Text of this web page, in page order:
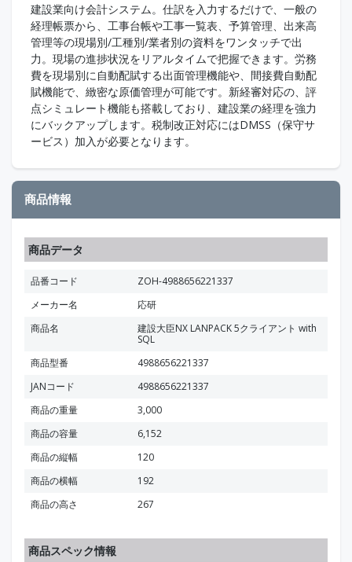
建設業向け会計システム。仕訳を入力するだけで、一般の
経理帳票から、工事台帳や工事一覧表、予算管理、出来高
管理等の現場別/工種別/業者別の資料をワンタッチで出
力。現場の進捗状況をリアルタイムで把握できます。労務
費を現場別に自動配賦する出面管理機能や、間接費自動配
賦機能で、緻密な原価管理が可能です。新経審対応の、評
点シミュレート機能も搭載しており、建設業の経理を強力
にバックアップします。税制改正対応にはDMSS（保守サ
ービス）加入が必要となります。
商品情報
商品データ
品番コード
ZOH-4988656221337
メーカー名
応研
商品名
建設大臣NX LANPACK 5クライアント with
SQL
商品型番
4988656221337
JANコード
4988656221337
商品の重量
3,000
商品の容量
6,152
商品の縦幅
120
商品の横幅
192
商品の高さ
267
商品スペック情報